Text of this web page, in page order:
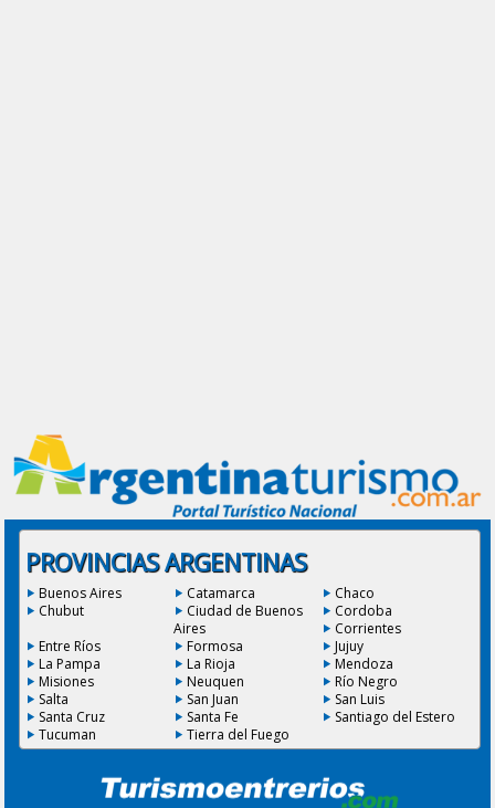
PROVINCIAS ARGENTINAS
Buenos Aires Catamarca
Chaco
Chubut
Ciudad de Buenos
Aires
Cordoba
Corrientes
Entre Ríos
Formosa
Jujuy
La Pampa
La Rioja
Mendoza
Misiones
Neuquen
Río Negro
Salta
San Juan
San Luis
Santa Cruz
Santa Fe
Santiago del Estero
Tucuman
Tierra del Fuego